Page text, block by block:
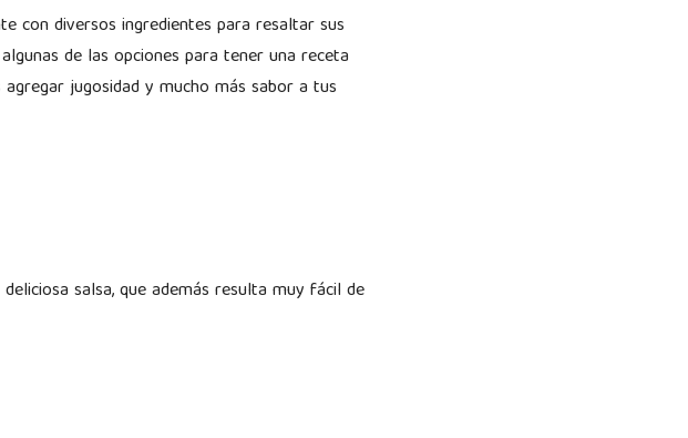
con diversos ingredientes para resaltar sus
de las opciones para tener una receta
jugosidad y mucho más sabor a tus
salsa, que además resulta muy fácil de